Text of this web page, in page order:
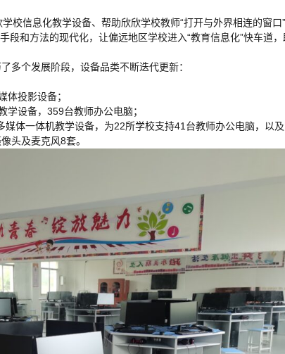
校信息化教学设备、帮助欣欣学校教师“打开与外界相连的窗口
和方法的现代化，让偏远地区学校进入“教育信息化”快车道，
多个发展阶段，设备品类不断迭代更新：
体投影设备；
设备，359台教师办公电脑；
体一体机教学设备，为22所学校支持41台教师办公电脑，以
头及麦克风8套。